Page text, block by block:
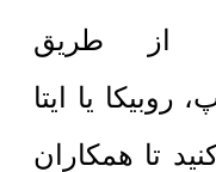
از طریق
روبیکا یا ایتا
تا همکاران